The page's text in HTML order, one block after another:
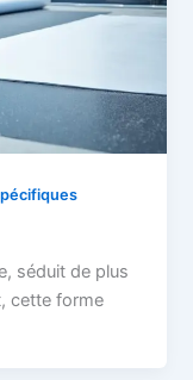
séduit de plus
cette forme